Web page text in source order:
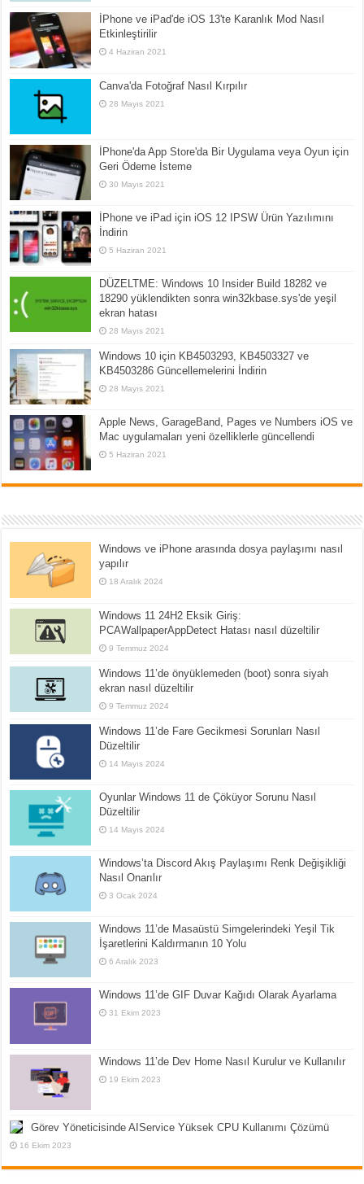
İPhone ve iPad'de iOS 13'te Karanlık Mod Nasıl
Etkinleştirilir
4 Haziran 2021
Canva'da Fotoğraf Nasıl Kırpılır
28 Mayıs 2021
İPhone'da App Store'da Bir Uygulama veya Oyun için
Geri Ödeme İsteme
30 Mayıs 2021
İPhone ve iPad için iOS 12 IPSW Ürün Yazılımını
İndirin
5 Haziran 2021
DÜZELTME: Windows 10 Insider Build 18282 ve
18290 yüklendikten sonra win32kbase.sys'de yeşil
ekran hatası
28 Mayıs 2021
Windows 10 için KB4503293, KB4503327 ve
KB4503286 Güncellemelerini İndirin
28 Mayıs 2021
Apple News, GarageBand, Pages ve Numbers iOS ve
Mac uygulamaları yeni özelliklerle güncellendi
5 Haziran 2021
Windows ve iPhone arasında dosya paylaşımı nasıl
yapılır
18 Aralık 2024
Windows 11 24H2 Eksik Giriş:
PCAWallpaperAppDetect Hatası nasıl düzeltilir
9 Temmuz 2024
Windows 11’de önyüklemeden (boot) sonra siyah
ekran nasıl düzeltilir
9 Temmuz 2024
Windows 11’de Fare Gecikmesi Sorunları Nasıl
Düzeltilir
14 Mayıs 2024
Oyunlar Windows 11 de Çöküyor Sorunu Nasıl
Düzeltilir
14 Mayıs 2024
Windows’ta Discord Akış Paylaşımı Renk Değişikliği
Nasıl Onarılır
3 Ocak 2024
Windows 11’de Masaüstü Simgelerindeki Yeşil Tik
İşaretlerini Kaldırmanın 10 Yolu
6 Aralık 2023
Windows 11’de GIF Duvar Kağıdı Olarak Ayarlama
31 Ekim 2023
Windows 11’de Dev Home Nasıl Kurulur ve Kullanılır
19 Ekim 2023
Görev Yöneticisinde AIService Yüksek CPU Kullanımı Çözümü
16 Ekim 2023